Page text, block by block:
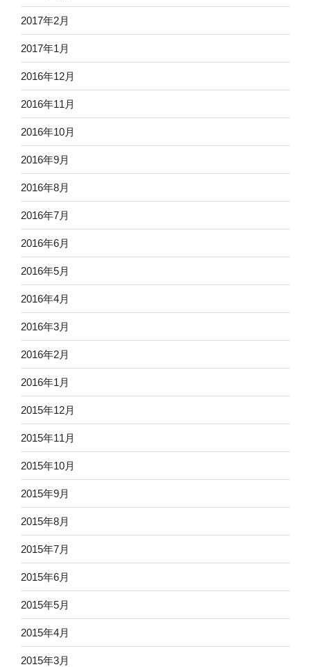
2017年2月
2017年1月
2016年12月
2016年11月
2016年10月
2016年9月
2016年8月
2016年7月
2016年6月
2016年5月
2016年4月
2016年3月
2016年2月
2016年1月
2015年12月
2015年11月
2015年10月
2015年9月
2015年8月
2015年7月
2015年6月
2015年5月
2015年4月
2015年3月